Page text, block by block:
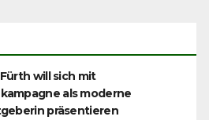
will sich mit
als moderne
präsentieren